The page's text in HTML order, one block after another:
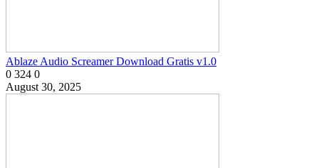
Ablaze Audio Screamer Download Gratis v1.0
0 324 0
August 30, 2025